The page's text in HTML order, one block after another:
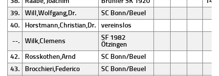
39.
Will,Wolfgang,Dr.
SC Bonn/Beuel
40.
Horstmann,Christian,Dr.
vereinslos
--.
Wilk,Clemens
SF 1982
Ötzingen
42.
Rosskothen,Arnd
SC Bonn/Beuel
43.
Brocchieri,Federico
SC Bonn/Beuel